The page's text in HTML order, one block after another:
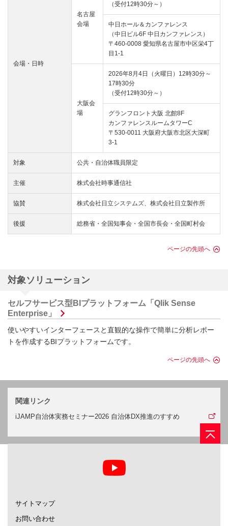
会場・日時
名古屋
会場
（受付12時30分～）
中日ホール＆カンファレンス
（中日ビル6F 中日カンファレンス）
〒460-0008 愛知県名古屋市中区栄4丁
目1-1
大阪会
場
2026年8月4日（火曜日）12時30分～
17時30分
（受付12時30分～）
グランフロント大阪 北館8F
カンファレンスルームタワーC
〒530-0011 大阪府大阪市北区大深町
3-1
対象 公共・自治体職員限定
主催 株式会社時事通信社
協賛 株式会社日立システムズ、株式会社日立製作所
後援 総務省・全国知事会・全国市長会・全国町村会
ページの先頭へ
対象ソリューション
セルフサービス型BIプラットフォーム「Qlik Sense
Enterprise」
使いやすいインターフェースと直観的な操作で簡単に分析レポー
トを作成するBIプラットフォームです。
ページの先頭へ
関連リンク
iJAMP自治体実務セミナー2026 自治体DX推進のすすめ
サイトマップ
お問い合わせ